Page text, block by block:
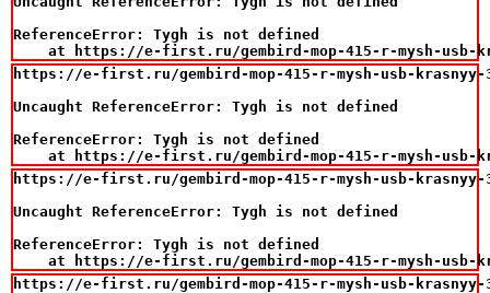
ReferenceError: Tygh is not defined
at https://e-first.ru/gembird-mop-415-r-mysh-
https://e-first.ru/gembird-mop-415-r-mysh-usb-krasnyy-
Uncaught ReferenceError: Tygh is not defined
ReferenceError: Tygh is not defined
at https://e-first.ru/gembird-mop-415-r-mysh-
https://e-first.ru/gembird-mop-415-r-mysh-usb-krasnyy-
Uncaught ReferenceError: Tygh is not defined
ReferenceError: Tygh is not defined
at https://e-first.ru/gembird-mop-415-r-mysh-
https://e-first.ru/gembird-mop-415-r-mysh-usb-krasnyy-